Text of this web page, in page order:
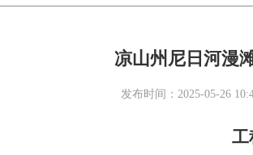
凉山州尼日河漫
发布时间：2025-05-26
工